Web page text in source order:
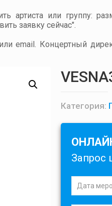
артиста или группу:
заявку сейчас".
email. Концертный
Категория:
Запрос